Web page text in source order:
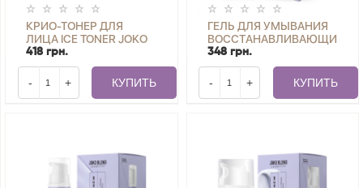
КРИО-ТОНЕР ДЛЯ
ЛИЦА ICE TONER JOKO
BLEND 6 ШТ. Х 10 МЛ
418 грн.
- + КУПИТЬ
ГЕЛЬ ДЛЯ УМЫВАНИЯ
ВОССТАНАВЛИВАЮЩИЙ
С НИАЦИНАМИДОМ
SKIN RENEW JOKO
BLEND 150 МЛ
348 грн.
- + КУПИТЬ